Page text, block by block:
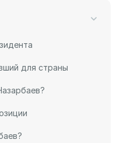
для страны